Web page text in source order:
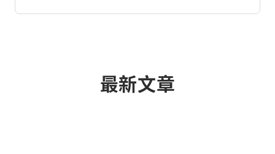
業降低違規風險。
最新文章